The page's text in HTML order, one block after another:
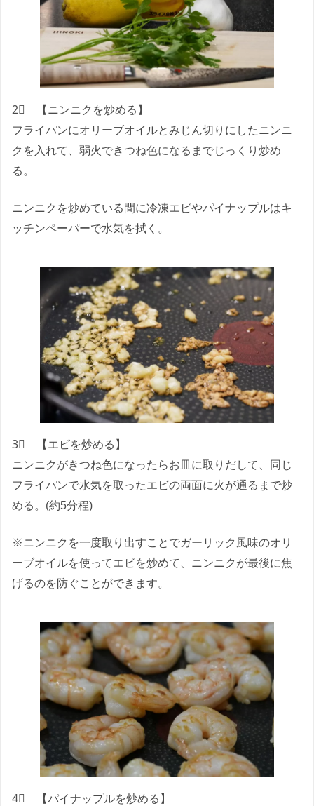
2⃣ 【ニンニクを炒める】
フライパンにオリーブオイルとみじん切りにしたニンニ
クを入れて、弱火できつね色になるまでじっくり炒め
る。
ニンニクを炒めている間に冷凍エビやパイナップルはキ
ッチンペーパーで水気を拭く。
3⃣ 【エビを炒める】
ニンニクがきつね色になったらお皿に取りだして、同じ
フライパンで水気を取ったエビの両面に火が通るまで炒
める。(約5分程)
※ニンニクを一度取り出すことでガーリック風味のオリ
ーブオイルを使ってエビを炒めて、ニンニクが最後に焦
げるのを防ぐことができます。
4⃣ 【パイナップルを炒める】